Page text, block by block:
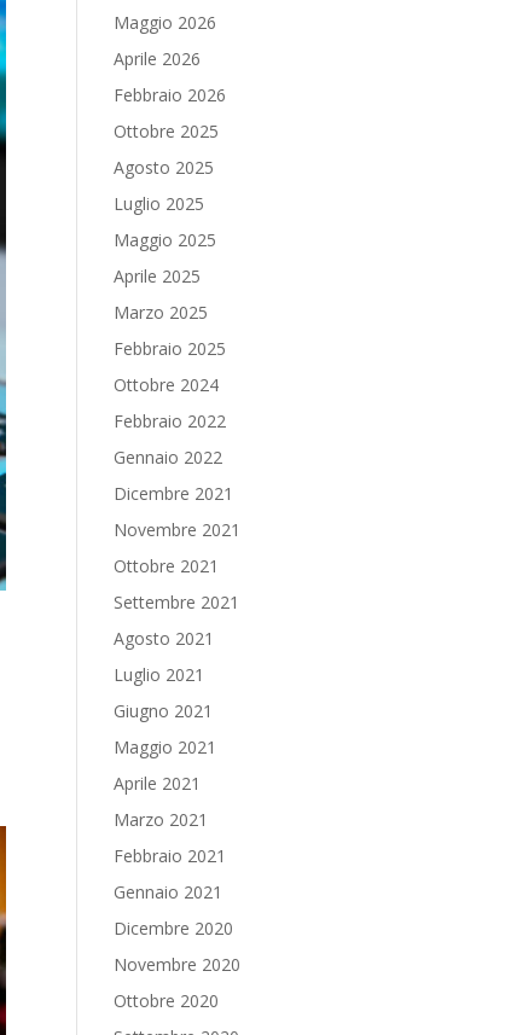
Maggio 2026
Aprile 2026
Febbraio 2026
Ottobre 2025
Agosto 2025
Luglio 2025
Maggio 2025
Aprile 2025
Marzo 2025
Febbraio 2025
Ottobre 2024
Febbraio 2022
Gennaio 2022
Dicembre 2021
Novembre 2021
Ottobre 2021
Settembre 2021
Agosto 2021
Luglio 2021
Giugno 2021
Maggio 2021
Aprile 2021
Marzo 2021
Febbraio 2021
Gennaio 2021
Dicembre 2020
Novembre 2020
Ottobre 2020